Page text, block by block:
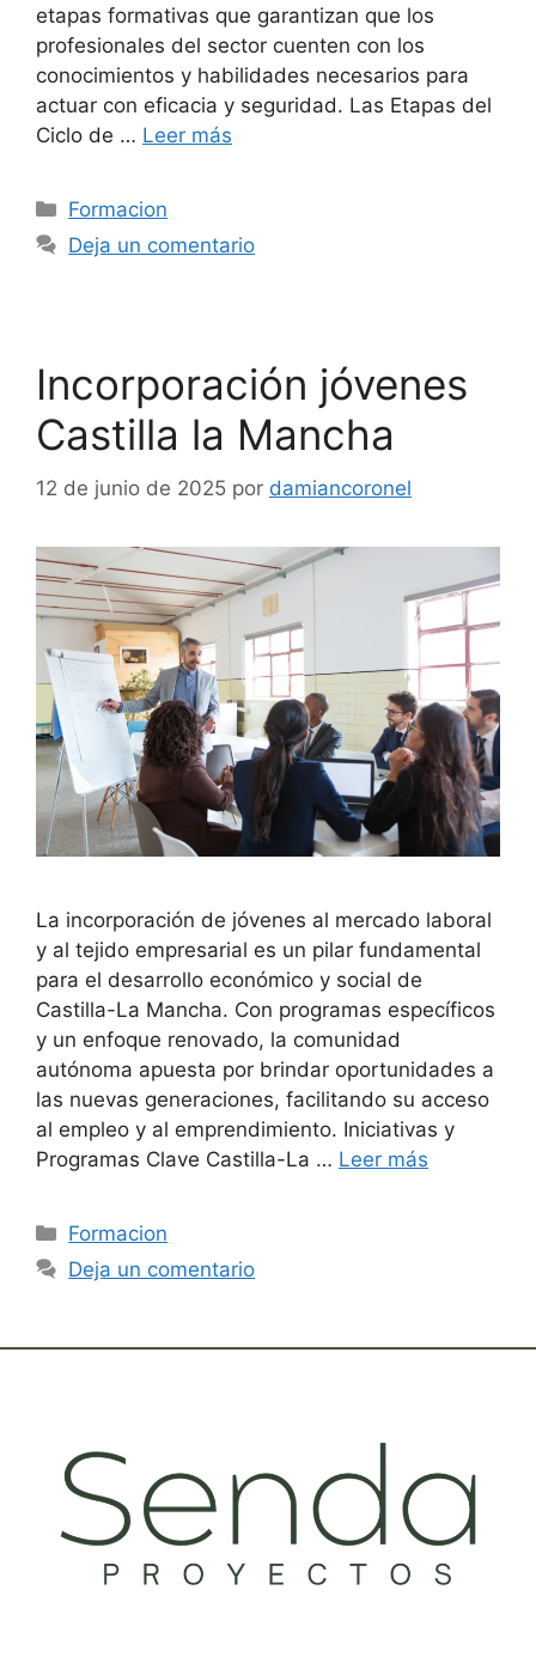
etapas formativas que garantizan que los
profesionales del sector cuenten con los
conocimientos y habilidades necesarios para
actuar con eficacia y seguridad. Las Etapas del
Ciclo de … Leer más
Formacion
Deja un comentario
Incorporación jóvenes
Castilla la Mancha
12 de junio de 2025 por damiancoronel
La incorporación de jóvenes al mercado laboral
y al tejido empresarial es un pilar fundamental
para el desarrollo económico y social de
Castilla-La Mancha. Con programas específicos
y un enfoque renovado, la comunidad
autónoma apuesta por brindar oportunidades a
las nuevas generaciones, facilitando su acceso
al empleo y al emprendimiento. Iniciativas y
Programas Clave Castilla-La … Leer más
Formacion
Deja un comentario